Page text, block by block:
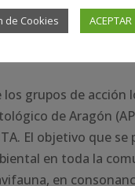
dirigidas a
este mismo
los grupos de acción
de Aragón
El objetivo que
en toda la
en
de Cookies ACEPTAR